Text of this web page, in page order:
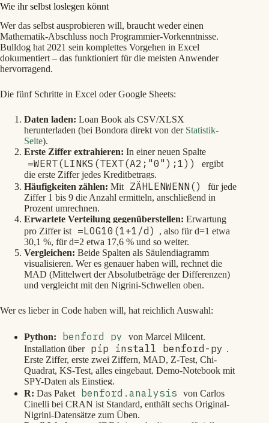
Wie ihr selbst loslegen könnt
Wer das selbst ausprobieren will, braucht weder einen
Mathematik-Abschluss noch Programmier-Vorkenntnisse.
Bulldog hat 2021 sein komplettes Vorgehen in Excel
dokumentiert – das funktioniert für die meisten Anwender
hervorragend.
Die fünf Schritte in Excel oder Google Sheets:
Daten laden: Loan Book als CSV/XLSX
herunterladen (bei Bondora direkt von der Statistik-
Seite).
Erste Ziffer extrahieren: In einer neuen Spalte
=WERT(LINKS(TEXT(A2;"0");1))
ergibt
die erste Ziffer jedes Kreditbetrags.
Häufigkeiten zählen: Mit ZÄHLENWENN()
für jede
Ziffer 1 bis 9 die Anzahl ermitteln, anschließend in
Prozent umrechnen.
Erwartete Verteilung gegenüberstellen: Erwartung
pro Ziffer ist
=LOG10(1+1/d)
, also für d=1 etwa
30,1 %, für d=2 etwa 17,6 % und so weiter.
Vergleichen: Beide Spalten als Säulendiagramm
visualisieren. Wer es genauer haben will, rechnet die
MAD (Mittelwert der Absolutbeträge der Differenzen)
und vergleicht mit den Nigrini-Schwellen oben.
Wer es lieber in Code haben will, hat reichlich Auswahl:
Python: benford_py
von Marcel Milcent.
Installation über pip install benford-py .
Erste Ziffer, erste zwei Ziffern, MAD, Z-Test, Chi-
Quadrat, KS-Test, alles eingebaut. Demo-Notebook mit
SPY-Daten als Einstieg.
R: Das Paket benford.analysis
von Carlos
Cinelli bei CRAN ist Standard, enthält sechs Original-
Nigrini-Datensätze zum Üben.